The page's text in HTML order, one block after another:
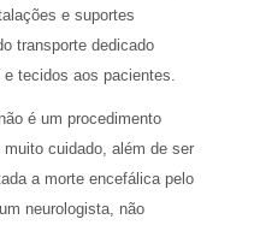
e suportes
transporte dedicado
tecidos aos pacientes.
é um procedimento
cuidado, além de ser
a morte encefálica pelo
neurologista, não